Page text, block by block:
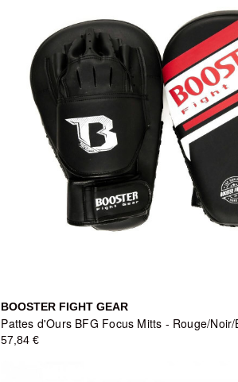
BOOSTER FIGHT GEAR
Pattes d'Ours BFG Focus Mitts - Rouge/Noir/
57,84 €